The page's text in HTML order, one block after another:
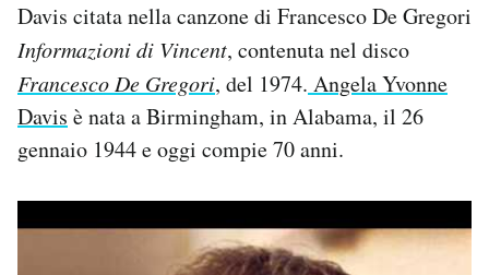
I MIEI PREFERITI
SHOP
Davis citata nella canzone di Francesco De Gregori
Informazioni di Vincent, contenuta nel disco
Francesco De Gregori, del 1974. Angela Yvonne
Davis è nata a Birmingham, in Alabama, il 26
gennaio 1944 e oggi compie 70 anni.